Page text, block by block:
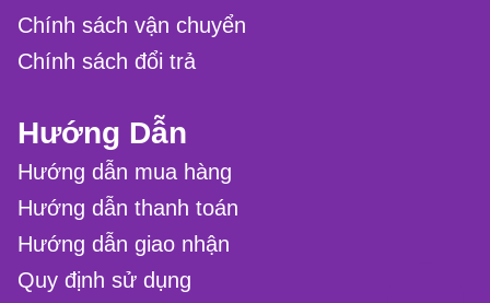
Chính sách vận chuyển
Chính sách đổi trả
Hướng Dẫn
Hướng dẫn mua hàng
Hướng dẫn thanh toán
Hướng dẫn giao nhận
Quy định sử dụng